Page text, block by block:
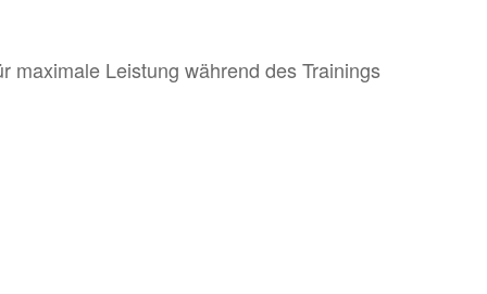
maximale Leistung während des Trainings